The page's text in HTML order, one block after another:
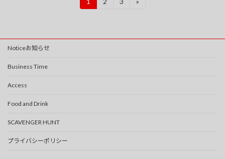
の
ペ
ー
ジ
送
り
定
ジ
ジ
ジ
Noticeお知らせ
Business Time
Access
Food and Drink
SCAVENGER HUNT
プライバシーポリシー